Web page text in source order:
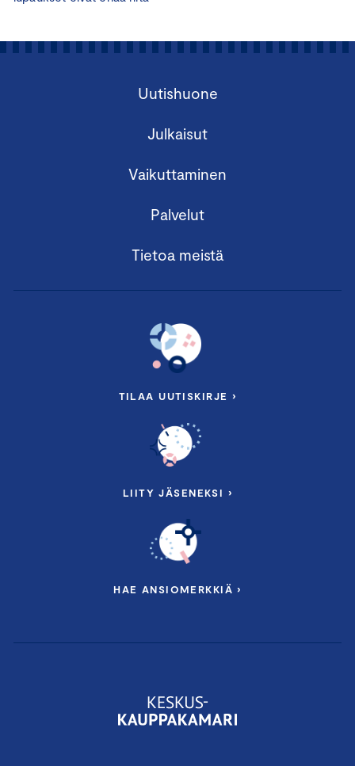
Uutishuone
Julkaisut
Vaikuttaminen
Palvelut
Tietoa meistä
TILAA UUTISKIRJE ›
LIITY JÄSENEKSI ›
HAE ANSIOMERKKIÄ ›